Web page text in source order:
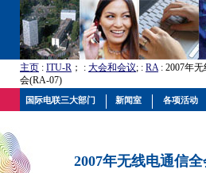
主页 : ITU-R ； : 大会和会议; : RA: 2007年
会(RA-07)
2007年无线电通信
国际电联三大部门 新闻室 各项活动